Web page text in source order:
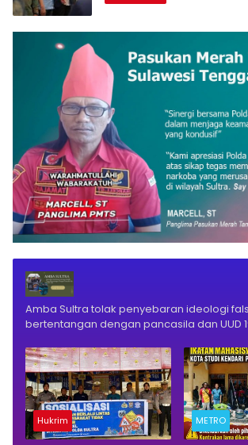
Amba Sultra tolak penyebaran ideologi
bertentangan dengan pancasila dan UUD
Hukrim METRO